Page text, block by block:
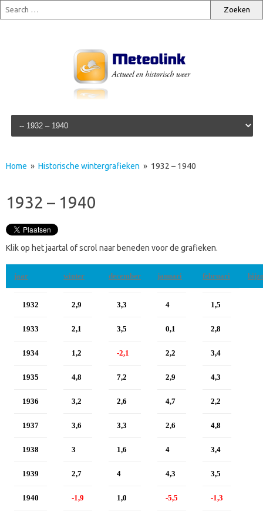
Skip to content
Home » Historische wintergrafieken » 1932 – 1940
1932 – 1940
Klik op het jaartal of scrol naar beneden voor de grafieken.
jaar winter december januari februari
1932
1933
1934
1935
1936
1937
1938
1939
1940
2,9
2,1
1,2
4,8
3,2
3,6
3
2,7
-1,9
3,3
3,5
-2,1
7,2
2,6
3,3
1,6
4
1,0
4
0,1
2,2
2,9
4,7
2,6
4
4,3
-5,5
1,5
2,8
3,4
4,3
2,2
4,8
3,4
3,5
-1,3